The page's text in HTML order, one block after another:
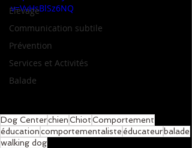
Elevage
Communication subtile
Prévention
Services et Activités
Balade
v=VvHsBlSz6NQ
Dog CenterchienChiotComportement
éducationcomportementalisteéducateur balade
walking dog